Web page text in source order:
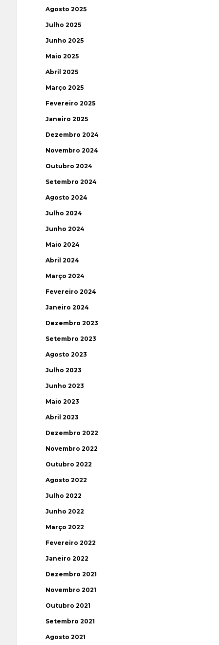
Agosto 2025
Julho 2025
Junho 2025
Maio 2025
Abril 2025
Março 2025
Fevereiro 2025
Janeiro 2025
Dezembro 2024
Novembro 2024
Outubro 2024
Setembro 2024
Agosto 2024
Julho 2024
Junho 2024
Maio 2024
Abril 2024
Março 2024
Fevereiro 2024
Janeiro 2024
Dezembro 2023
Setembro 2023
Agosto 2023
Julho 2023
Junho 2023
Maio 2023
Abril 2023
Dezembro 2022
Novembro 2022
Outubro 2022
Agosto 2022
Julho 2022
Junho 2022
Março 2022
Fevereiro 2022
Janeiro 2022
Dezembro 2021
Novembro 2021
Outubro 2021
Setembro 2021
Agosto 2021